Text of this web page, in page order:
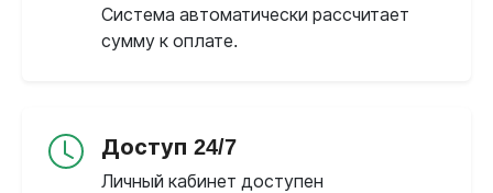
Система автоматически рассчитает
сумму к оплате.
Доступ 24/7
Личный кабинет доступен